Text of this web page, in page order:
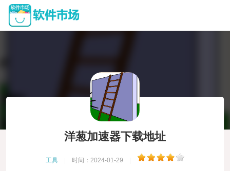
洋葱加速器下载地址
工具 时间：2024-01-29